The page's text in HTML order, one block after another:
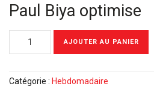
Paul Biya optimise
Hebdo
AJOUTER AU PANIER
Catégorie : Hebdomadaire